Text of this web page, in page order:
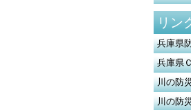
リン
兵庫県
兵庫県
川の防
川の防